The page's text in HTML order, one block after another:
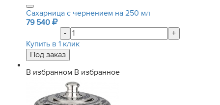
Сахарница с чернением на 250 мл
79 540
-
+
Купить в 1 клик
В избранном В избранное